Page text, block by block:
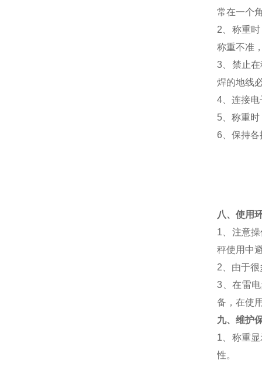
常在一个
2、称重
称重不准
3、禁止
焊的地线
4、连接
5、称重
6、保持
八、使用
1、注意
秤使用中
2、由于
3、在雷
备，在使
九、维护
1、称重
性。